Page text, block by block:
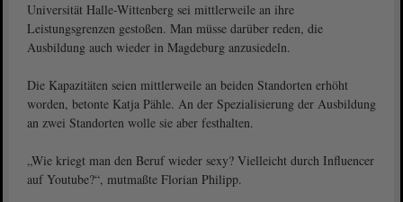
Universität Halle-Wittenberg sei mittlerweile an ihre
Leistungsgrenzen gestoßen. Man müsse darüber reden, die
Ausbildung auch wieder in Magdeburg anzusiedeln.
Die Kapazitäten seien mittlerweile an beiden Standorten erhöht
worden, betonte Katja Pähle. An der Spezialisierung der Ausbildung
an zwei Standorten wolle sie aber festhalten.
„Wie kriegt man den Beruf wieder sexy? Vielleicht durch Influencer
auf Youtube?“, mutmaßte Florian Philipp.